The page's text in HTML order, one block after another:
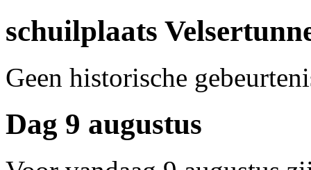
schuilplaats
Geen historische
Dag 9 augustus